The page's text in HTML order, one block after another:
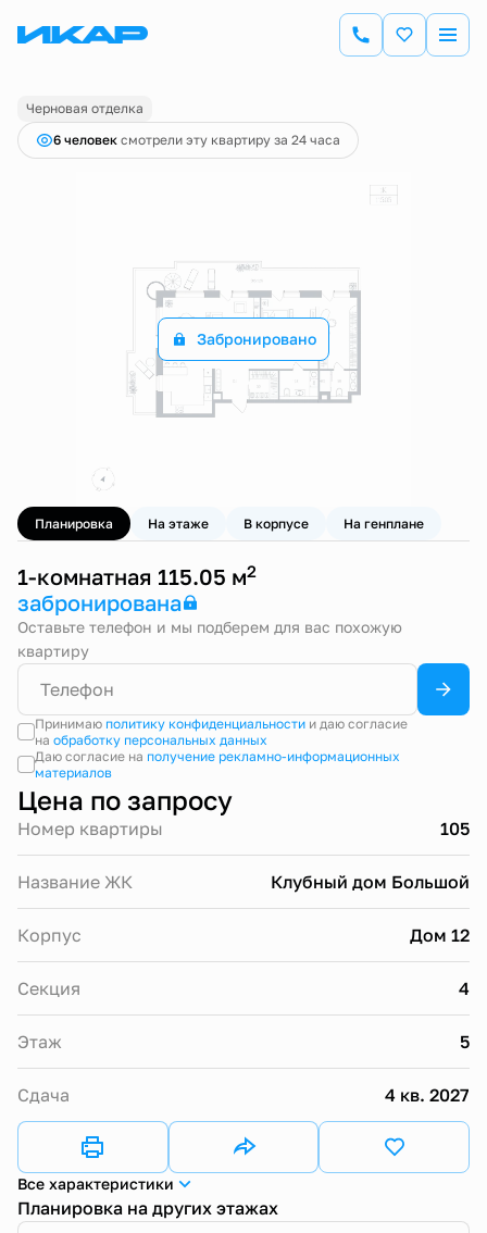
1-комнатная115.05 м Цена по запросу
Черновая отделка
6 человек смотрели эту квартиру за 24 часа
Забронировано
Планировка На этаже В корпусе На генплане
1-комнатная 115.05 м2
забронирована
Оставьте телефон и мы подберем для вас похожую
квартиру
Принимаю политику конфиденциальностии даю согласие
на обработку персональных данных
Даю согласие на получение рекламно-информационных
материалов
Цена по запросу
Номер квартиры 105
Название ЖК Клубный дом Большой
Корпус Дом 12
Секция 4
Этаж 5
Сдача 4 кв. 2027
Все характеристики
Планировка на других этажах